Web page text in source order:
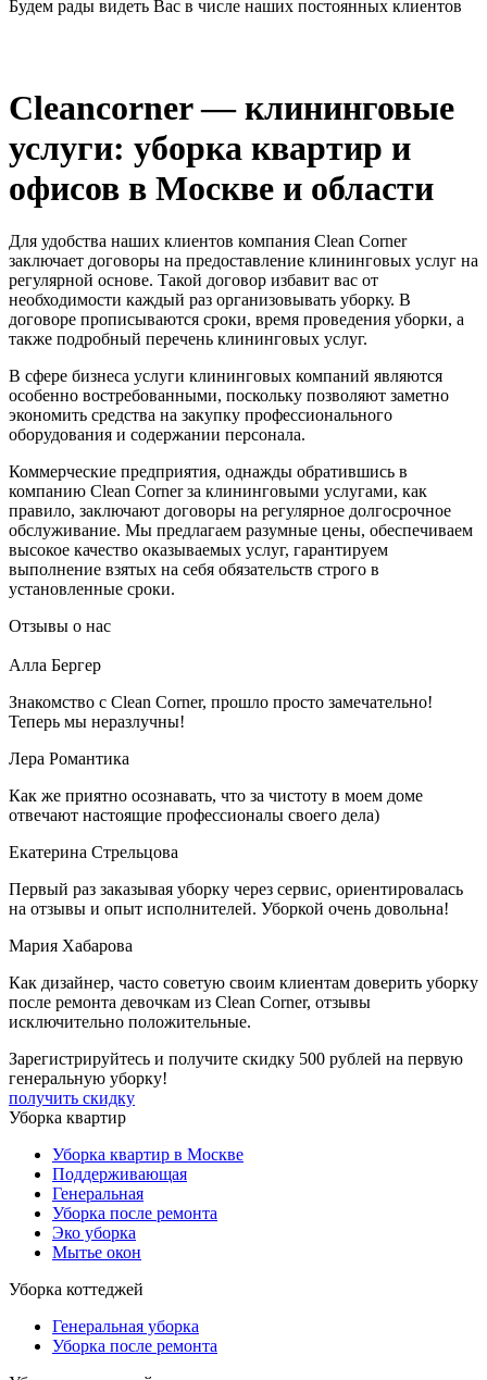
Будем рады видеть Вас в числе наших постоянных клиентов
Cleancorner — клининговые
услуги: уборка квартир и
офисов в Москве и области
Для удобства наших клиентов компания Clean Corner
заключает договоры на предоставление клининговых услуг на
регулярной основе. Такой договор избавит вас от
необходимости каждый раз организовывать уборку. В
договоре прописываются сроки, время проведения уборки, а
также подробный перечень клининговых услуг.
В сфере бизнеса услуги клининговых компаний являются
особенно востребованными, поскольку позволяют заметно
экономить средства на закупку профессионального
оборудования и содержании персонала.
Коммерческие предприятия, однажды обратившись в
компанию Clean Corner за клининговыми услугами, как
правило, заключают договоры на регулярное долгосрочное
обслуживание. Мы предлагаем разумные цены, обеспечиваем
высокое качество оказываемых услуг, гарантируем
выполнение взятых на себя обязательств строго в
установленные сроки.
Отзывы о нас
Алла Бергер
Знакомство с Clean Corner, прошло просто замечательно!
Теперь мы неразлучны!
Лера Романтика
Как же приятно осознавать, что за чистоту в моем доме
отвечают настоящие профессионалы своего дела)
Екатерина Стрельцова
Первый раз заказывая уборку через сервис, ориентировалась
на отзывы и опыт исполнителей. Уборкой очень довольна!
Мария Хабарова
Как дизайнер, часто советую своим клиентам доверить уборку
после ремонта девочкам из Clean Corner, отзывы
исключительно положительные.
Зарегистрируйтесь и получите скидку 500 рублей на первую
генеральную уборку!
получить скидку
Уборка квартир
Уборка квартир в Москве
Поддерживающая
Генеральная
Уборка после ремонта
Эко уборка
Мытье окон
Уборка коттеджей
Генеральная уборка
Уборка после ремонта